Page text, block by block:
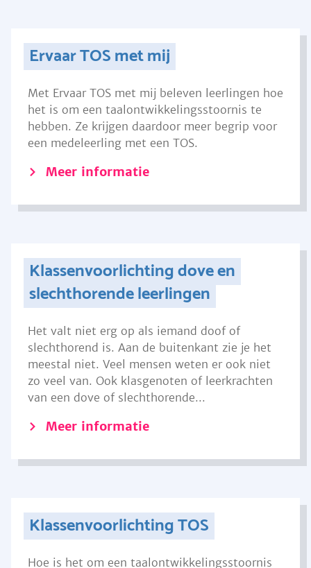
Ervaar TOS met mij
Met Ervaar TOS met mij beleven leerlingen hoe
het is om een taalontwikkelingsstoornis te
hebben. Ze krijgen daardoor meer begrip voor
een medeleerling met een TOS.
Meer informatie
Klassenvoorlichting dove en
slechthorende leerlingen
Het valt niet erg op als iemand doof of
slechthorend is. Aan de buitenkant zie je het
meestal niet. Veel mensen weten er ook niet
zo veel van. Ook klasgenoten of leerkrachten
van een dove of slechthorende...
Meer informatie
Klassenvoorlichting TOS
Hoe is het om een taalontwikkelingsstoornis